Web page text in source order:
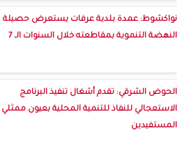
نواكشوط: عمدة بلدية عرفات يستعرض حصيلة
النهضة التنموية بمقاطعته خلال السنوات الـ 7
الحوض الشرقي: تقدم أشغال تنفيذ البرنامج
الاستعجالي للنفاذ للتنمية المحلية بعيون ممثلي
المستفيدين